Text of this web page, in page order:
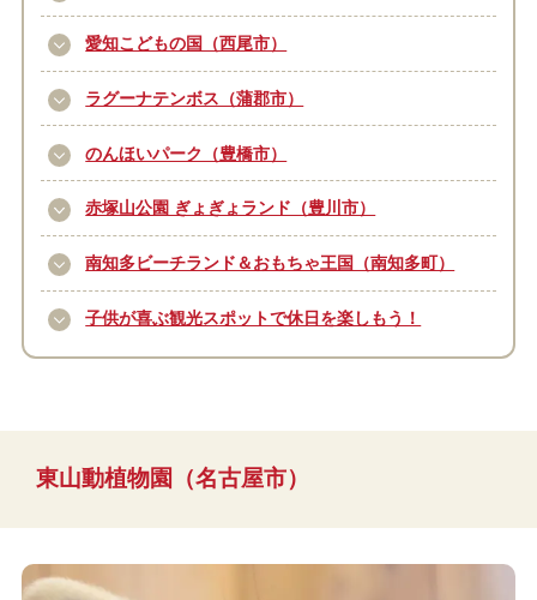
愛知こどもの国（西尾市）
ラグーナテンボス（蒲郡市）
のんほいパーク（豊橋市）
赤塚山公園 ぎょぎょランド（豊川市）
南知多ビーチランド＆おもちゃ王国（南知多町）
子供が喜ぶ観光スポットで休日を楽しもう！
東山動植物園（名古屋市）